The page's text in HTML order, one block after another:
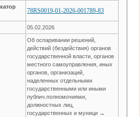
78RS0019-01-2026-001789-83
05.02.2026
Об оспаривании решений,
действий (бездействия) органов
государственной власти, органов
местного самоуправления, иных
органов, организаций,
наделенных отдельными
государственными или иными
публич.полномочиями,
должностных лиц,
государственных и муници →